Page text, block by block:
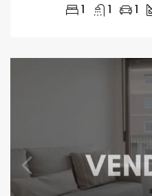
1 1 1